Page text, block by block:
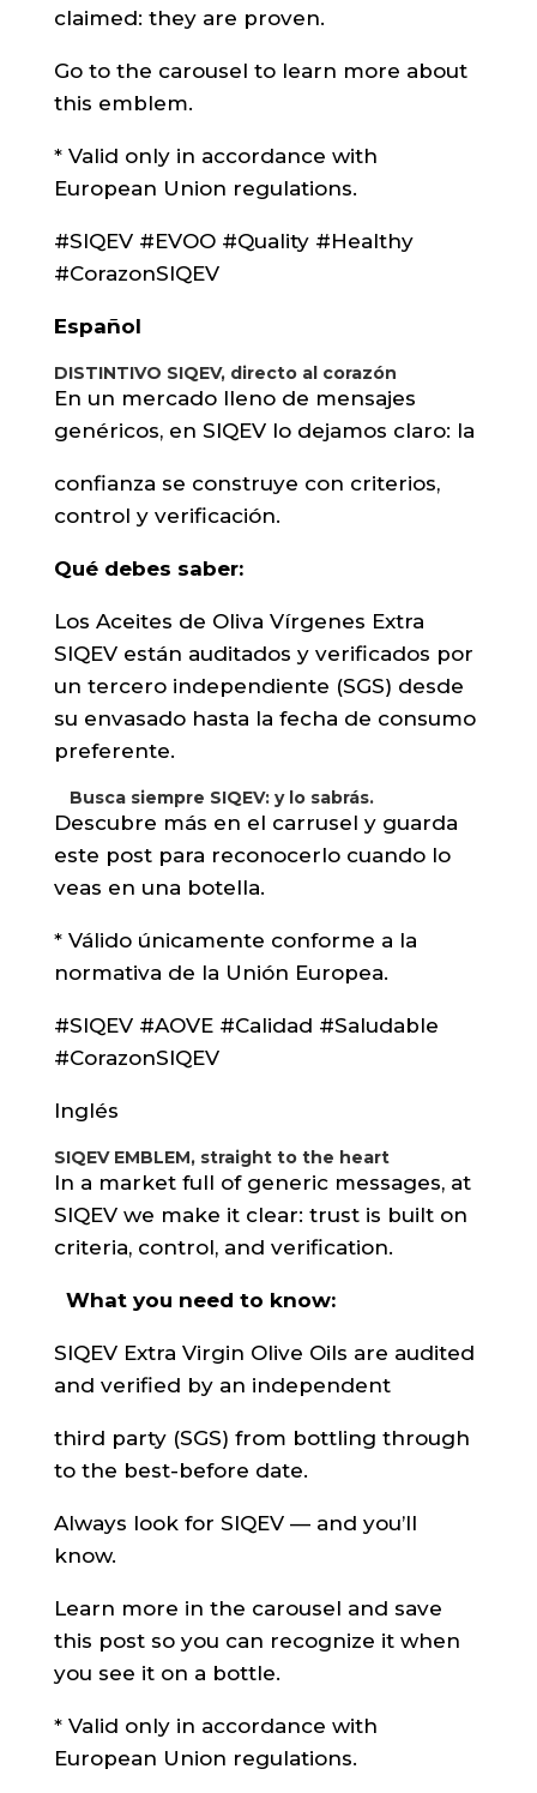
claimed: they are proven.
Go to the carousel to learn more about
this emblem.
* Valid only in accordance with
European Union regulations.
#SIQEV #EVOO #Quality #Healthy
#CorazonSIQEV
Español
DISTINTIVO SIQEV, directo al corazón
En un mercado lleno de mensajes
genéricos, en SIQEV lo dejamos claro: la
confianza se construye con criterios,
control y verificación.
Qué debes saber:
Los Aceites de Oliva Vírgenes Extra
SIQEV están auditados y verificados por
un tercero independiente (SGS) desde
su envasado hasta la fecha de consumo
preferente.
Busca siempre SIQEV: y lo sabrás.
Descubre más en el carrusel y guarda
este post para reconocerlo cuando lo
veas en una botella.
* Válido únicamente conforme a la
normativa de la Unión Europea.
#SIQEV #AOVE #Calidad #Saludable
#CorazonSIQEV
Inglés
SIQEV EMBLEM, straight to the heart
In a market full of generic messages, at
SIQEV we make it clear: trust is built on
criteria, control, and verification.
What you need to know:
SIQEV Extra Virgin Olive Oils are audited
and verified by an independent
third party (SGS) from bottling through
to the best-before date.
Always look for SIQEV — and you’ll
know.
Learn more in the carousel and save
this post so you can recognize it when
you see it on a bottle.
* Valid only in accordance with
European Union regulations.